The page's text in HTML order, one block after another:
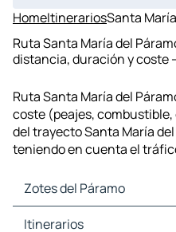
HomeItinerariosSanta
Ruta Santa María del
distancia, duración y coste
Ruta Santa María del
coste (peajes,
del trayecto Santa María
teniendo en cuenta el
Zotes del Páramo
Zotes del Páramo Mapas
Itinerarios